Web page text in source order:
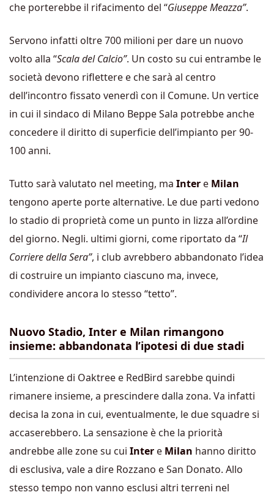
che porterebbe il rifacimento del “GiuseppeMeazza”.
Servono infatti oltre 700 milioni per dare un nuovo
volto alla “Scala del Calcio”. Un costo su cui entrambe le
società devono riflettere e che sarà al centro
dell’incontro fissato venerdì con il Comune. Un vertice
in cui il sindaco di Milano Beppe Sala potrebbe anche
concedere il diritto di superficie dell’impianto per 90-
100 anni.
Tutto sarà valutato nel meeting, ma Inter e Milan
tengono aperte porte alternative. Le due parti vedono
lo stadio di proprietà come un punto in lizza all’ordine
del giorno. Negli. ultimi giorni, come riportato da “Il
Corriere della Sera”, i club avrebbero abbandonato l’idea
di costruire un impianto ciascuno ma, invece,
condividere ancora lo stesso “tetto”.
Nuovo Stadio, Inter e Milan rimangono
insieme: abbandonata l’ipotesi di due stadi
L’intenzione di Oaktree e RedBird sarebbe quindi
rimanere insieme, a prescindere dalla zona. Va infatti
decisa la zona in cui, eventualmente, le due squadre si
accaserebbero. La sensazione è che la priorità
andrebbe alle zone su cui Inter e Milan hanno diritto
di esclusiva, vale a dire Rozzano e San Donato. Allo
stesso tempo non vanno esclusi altri terreni nel